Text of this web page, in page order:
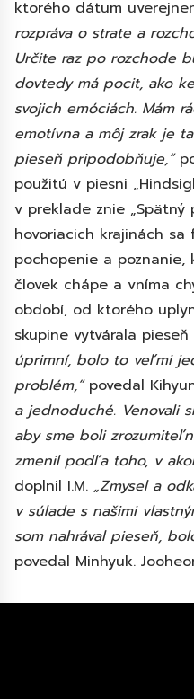
ktorého dátum
rozpráva o strate a
Určite raz po rozchode
dovtedy má pocit, ako
svojich emóciách. Mám
emotívna a môj zrak je
pieseň pripodobňuje,“
použitú v piesni
v preklade znie
hovoriacich krajinách
pochopenie a
človek chápe a vníma
období, od ktorého
skupine vytvárala pieseň
úprimní, bolo to veľmi
problém,“ povedal
a jednoduché. Venovali
aby sme boli
zmenil podľa toho, v
doplnil I.M. „Zmysel a
v súlade s našimi
som nahrával pieseň,
povedal Minhyuk.